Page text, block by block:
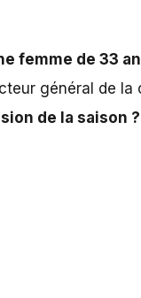
femme de 33
général de la
de la saison ?